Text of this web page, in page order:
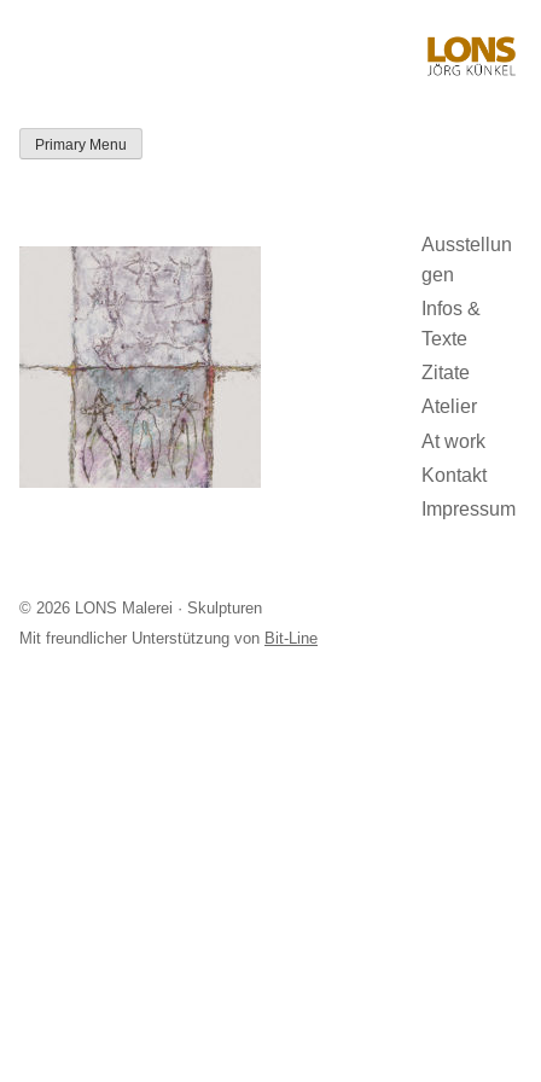
Primary Menu
Ausstellun
gen
Infos &
Texte
Zitate
Atelier
At work
Kontakt
Impressum
© 2026 LONS Malerei · Skulpturen
Mit freundlicher Unterstützung von Bit-Line